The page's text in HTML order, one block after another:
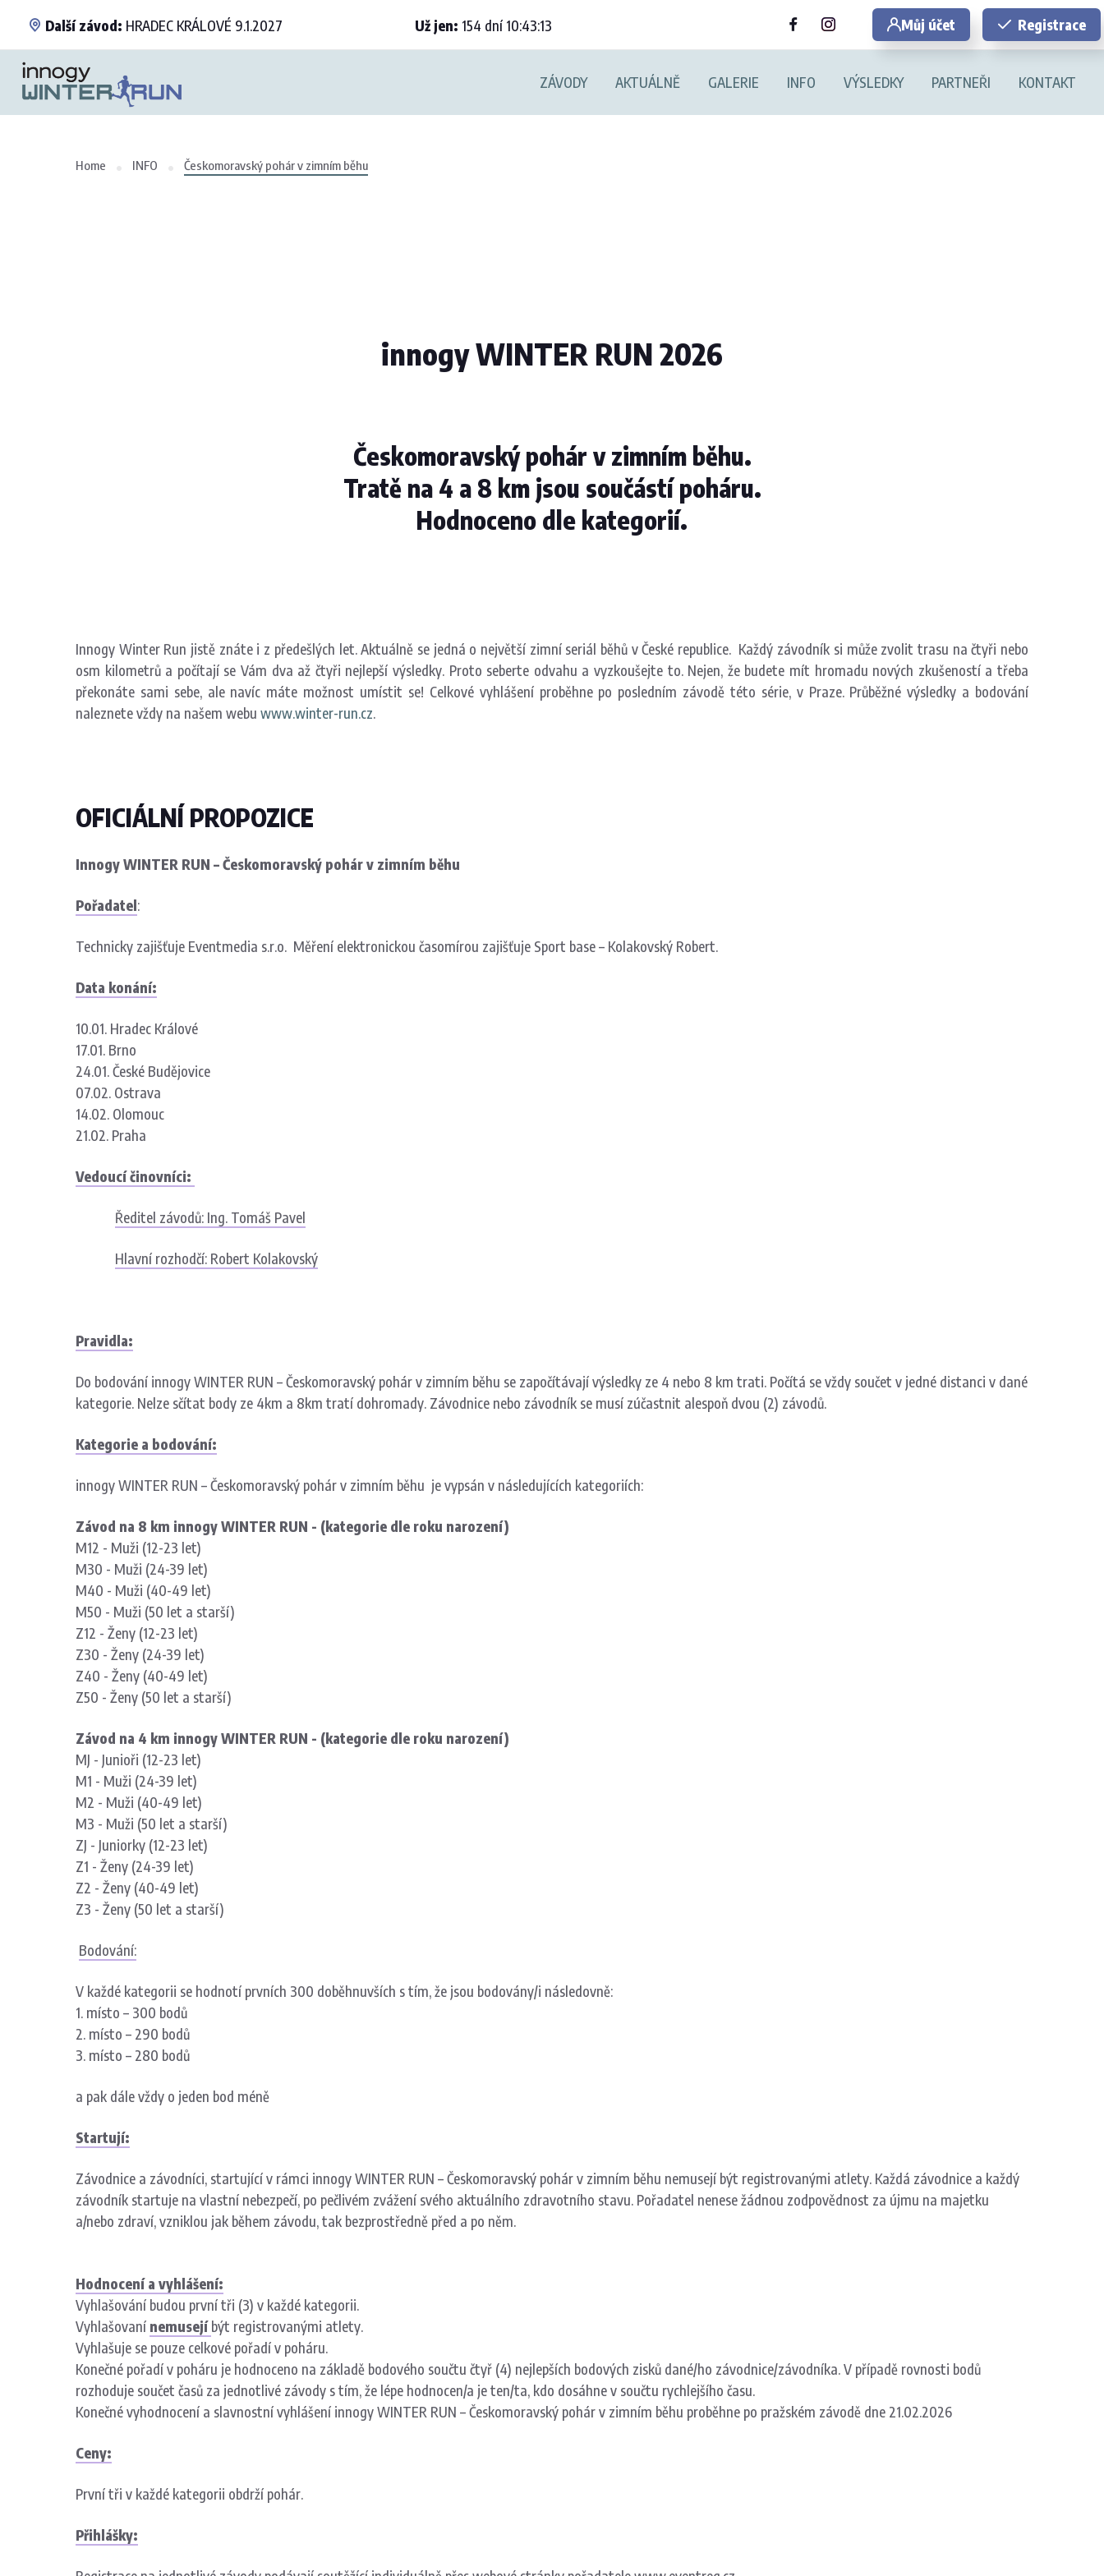
Další závod: HRADEC KRÁLOVÉ 9.1.2027 Už jen: 154 dní 10:43:12 Můj účet Registrace
ZÁVODY AKTUÁLNĚ GALERIE INFO VÝSLEDKY PARTNEŘI KONTAKT
Home INFO Českomoravský pohár v zimním běhu
innogy WINTER RUN 2026
Českomoravský pohár v zimním běhu.
Tratě na 4 a 8 km jsou součástí poháru.
Hodnoceno dle kategorií.
Innogy Winter Run jistě znáte i z předešlých let. Aktuálně se jedná o největší zimní seriál běhů v České republice. Každý závodník si může zvolit trasu na čtyři nebo
osm kilometrů a počítají se Vám dva až čtyři nejlepší výsledky. Proto seberte odvahu a vyzkoušejte to. Nejen, že budete mít hromadu nových zkušeností a třeba
překonáte sami sebe, ale navíc máte možnost umístit se! Celkové vyhlášení proběhne po posledním závodě této série, v Praze. Průběžné výsledky a bodování
naleznete vždy na našem webu www.winter-run.cz.
OFICIÁLNÍ PROPOZICE
Innogy WINTER RUN – Českomoravský pohár v zimním běhu
Pořadatel:
Technicky zajišťuje Eventmedia s.r.o. Měření elektronickou časomírou zajišťuje Sport base – Kolakovský Robert.
Data konání:
10.01. Hradec Králové
17.01. Brno
24.01. České Budějovice
07.02. Ostrava
14.02. Olomouc
21.02. Praha
Vedoucí činovníci:
Ředitel závodů: Ing. Tomáš Pavel
Hlavní rozhodčí: Robert Kolakovský
Pravidla:
Do bodování innogy WINTER RUN – Českomoravský pohár v zimním běhu se započítávají výsledky ze 4 nebo 8 km trati. Počítá se vždy součet v jedné distanci v dané
kategorie. Nelze sčítat body ze 4km a 8km tratí dohromady. Závodnice nebo závodník se musí zúčastnit alespoň dvou (2) závodů.
Kategorie a bodování:
innogy WINTER RUN –Českomoravský pohár v zimním běhu je vypsán v následujících kategoriích:
Závod na 8 km innogy WINTER RUN - (kategorie dle roku narození)
M12 - Muži (12-23 let)
M30 - Muži (24-39 let)
M40 - Muži (40-49 let)
M50 - Muži (50 let a starší)
Z12 - Ženy (12-23 let)
Z30 - Ženy (24-39 let)
Z40 - Ženy (40-49 let)
Z50 - Ženy (50 let a starší)
Závod na 4 km innogy WINTER RUN - (kategorie dle roku narození)
MJ - Junioři (12-23 let)
M1 - Muži (24-39 let)
M2 - Muži (40-49 let)
M3 - Muži (50 let a starší)
ZJ - Juniorky (12-23 let)
Z1 - Ženy (24-39 let)
Z2 - Ženy (40-49 let)
Z3 - Ženy (50 let a starší)
Bodování:
V každé kategorii se hodnotí prvních 300 doběhnuvších s tím, že jsou bodovány/i následovně:
1. místo – 300 bodů
2. místo – 290 bodů
3. místo – 280 bodů
a pak dále vždy o jeden bod méně
Startují:
Závodnice a závodníci, startující v rámci innogy WINTER RUN –Českomoravský pohár v zimním běhu nemusejí být registrovanými atlety. Každá závodnice a každý
závodník startuje na vlastní nebezpečí, po pečlivém zvážení svého aktuálního zdravotního stavu. Pořadatel nenese žádnou zodpovědnost za újmu na majetku
a/nebo zdraví, vzniklou jak během závodu, tak bezprostředně před a po něm.
Hodnocení a vyhlášení:
Vyhlašování budou první tři (3) v každé kategorii.
Vyhlašovaní nemusejíbýt registrovanými atlety.
Vyhlašuje se pouze celkové pořadí v poháru.
Konečné pořadí v poháru je hodnoceno na základě bodového součtu čtyř (4) nejlepších bodových zisků dané/ho závodnice/závodníka. V případě rovnosti bodů
rozhoduje součet časů za jednotlivé závody s tím, že lépe hodnocen/a je ten/ta, kdo dosáhne v součtu rychlejšího času.
Konečné vyhodnocení a slavnostní vyhlášení innogy WINTER RUN –Českomoravský pohár v zimním běhu proběhne po pražském závodě dne 21.02.2026
Ceny:
První tři v každé kategorii obdrží pohár.
Přihlášky: